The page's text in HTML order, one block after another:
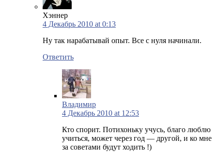
Хэннер
4 Декабрь 2010 at 0:13
Ну так нарабатывай опыт. Все с нуля начинали.
Ответить
Владимир
4 Декабрь 2010 at 12:53
Кто спорит. Потихоньку учусь, благо люблю
учиться, может через год — другой, и ко мне
за советами будут ходить !)